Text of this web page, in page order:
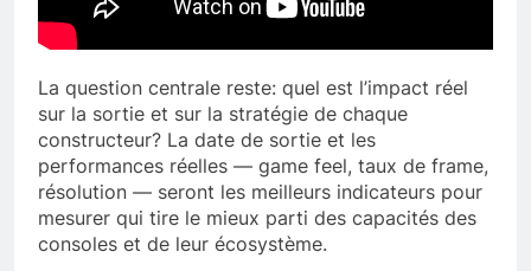
La question centrale reste: quel est l’impact réel
sur la sortie et sur la stratégie de chaque
constructeur? La date de sortie et les
performances réelles — game feel, taux de frame,
résolution — seront les meilleurs indicateurs pour
mesurer qui tire le mieux parti des capacités des
consoles et de leur écosystème.